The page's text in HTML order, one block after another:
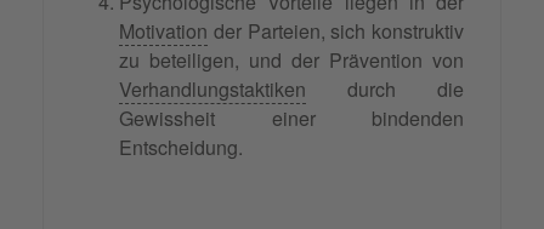
Motivation der Parteien, sich konstruktiv
zu beteiligen, und der Prävention von
Verhandlungstaktiken durch die
Gewissheit einer bindenden
Entscheidung.